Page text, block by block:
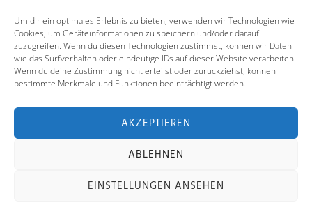
Um dir ein optimales Erlebnis zu bieten, verwenden wir Technologien wie
Cookies, um Geräteinformationen zu speichern und/oder darauf
zuzugreifen. Wenn du diesen Technologien zustimmst, können wir Daten
wie das Surfverhalten oder eindeutige IDs auf dieser Website verarbeiten.
Wenn du deine Zustimmung nicht erteilst oder zurückziehst, können
bestimmte Merkmale und Funktionen beeinträchtigt werden.
AKZEPTIEREN
ABLEHNEN
EINSTELLUNGEN ANSEHEN
Soziale Medien
Facebook
Instagram
Datenschutz Cookie-Richtlinie